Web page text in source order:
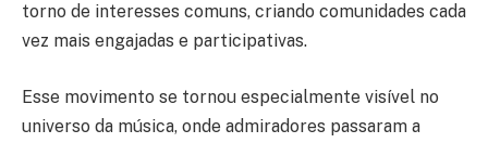
torno de interesses comuns, criando comunidades cada
vez mais engajadas e participativas.
Esse movimento se tornou especialmente visível no
universo da música, onde admiradores passaram a